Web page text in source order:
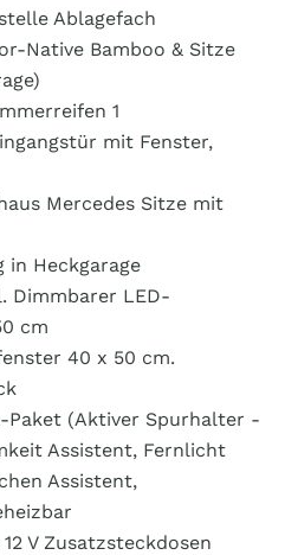
Ablagefach
Native Bamboo & Sitze
1
mit Fenster,
Mercedes Sitze mit
in Heckgarage
Dimmbarer LED-
cm
40 x 50 cm.
Paket (Aktiver Spurhalter -
Assistent, Fernlicht
Assistent,
V Zusatzsteckdosen